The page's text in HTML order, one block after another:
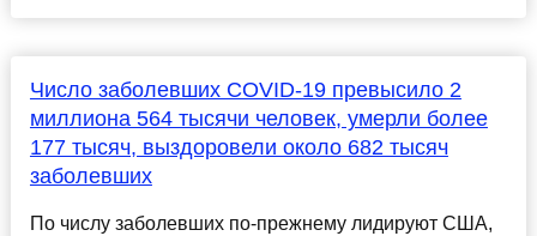
Число заболевших COVID-19 превысило 2
миллиона 564 тысячи человек, умерли более
177 тысяч, выздоровели около 682 тысяч
заболевших
По числу заболевших по-прежнему лидируют США,